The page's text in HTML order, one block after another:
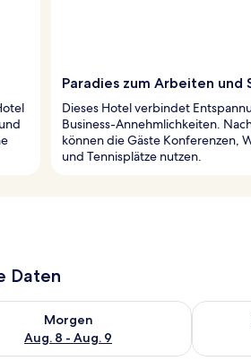
Paradies zum Arbeiten und
Dieses Hotel verbindet
Business-Annehmlichkeiten.
können die Gäste Konferenzen,
und Tennisplätze nutzen.
Daten
7 - Aug. 8.
Morgen
Aug. 8 - Aug. 9
die Verfügbarkeit für morgen, Aug. 8